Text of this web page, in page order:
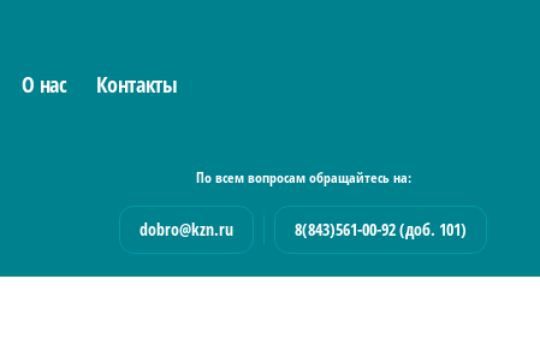
О нас Контакты
По всем вопросам обращайтесь на:
dobro@kzn.ru 8(843)561-00-92 (доб. 101)